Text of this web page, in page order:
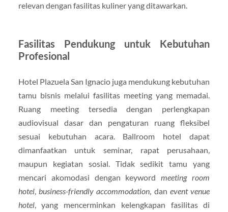
relevan dengan fasilitas kuliner yang ditawarkan.
Fasilitas Pendukung untuk Kebutuhan
Profesional
Hotel Plazuela San Ignacio juga mendukung kebutuhan
tamu bisnis melalui fasilitas meeting yang memadai.
Ruang meeting tersedia dengan perlengkapan
audiovisual dasar dan pengaturan ruang fleksibel
sesuai kebutuhan acara. Ballroom hotel dapat
dimanfaatkan untuk seminar, rapat perusahaan,
maupun kegiatan sosial. Tidak sedikit tamu yang
mencari akomodasi dengan keywordmeeting room
hotel,business-friendly accommodation, dan event venue
hotel, yang mencerminkan kelengkapan fasilitas di